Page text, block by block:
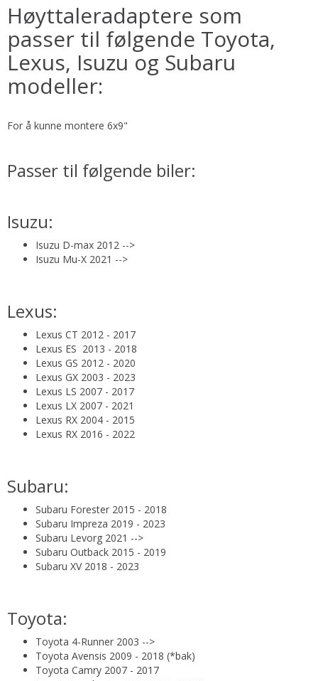
Høyttaleradaptere som
passer til følgende Toyota,
Lexus, Isuzu og Subaru
modeller:
For å kunne montere 6x9"
Passer til følgende biler:
Isuzu:
Isuzu D-max 2012 -->
Isuzu Mu-X 2021 -->
Lexus:
Lexus CT 2012 - 2017
Lexus ES 2013 - 2018
Lexus GS 2012 - 2020
Lexus GX 2003 - 2023
Lexus LS 2007 - 2017
Lexus LX 2007 - 2021
Lexus RX 2004 - 2015
Lexus RX 2016 - 2022
Subaru:
Subaru Forester 2015 - 2018
Subaru Impreza 2019 - 2023
Subaru Levorg 2021 -->
Subaru Outback 2015 - 2019
Subaru XV 2018 - 2023
Toyota:
Toyota 4-Runner 2003 -->
Toyota Avensis 2009 - 2018 (*bak)
Toyota Camry 2007 - 2017